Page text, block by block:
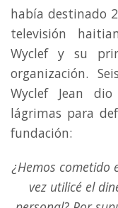
había destinado
televisión
Wyclef y su
organización.
Wyclef Jean
lágrimas para
fundación:
¿Hemos cometido
vez utilicé el